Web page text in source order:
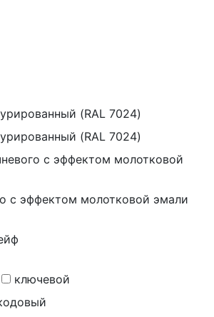
(RAL 7024)
(RAL 7024)
с эффектом молотковой
с эффектом молотковой эмали
ключевой